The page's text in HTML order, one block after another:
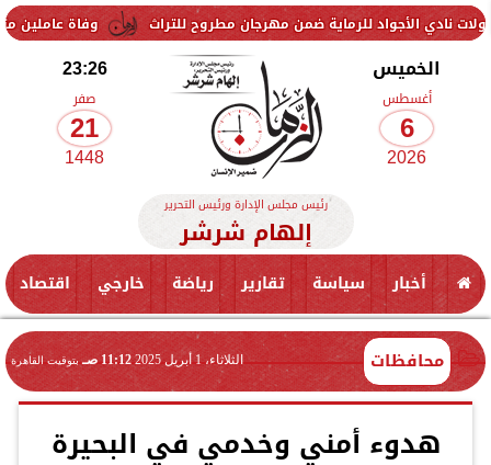
وفاة عاملين متأثرين للرماية ضمن مهرجان مطروح للتراث
الخميس
أغسطس
6
2026
23:26
صفر
21
1448
رئيس مجلس الإدارة ورئيس التحرير
إلهام شرشر
أخبار سياسة تقارير رياضة خارجي اقتصاد
محافظات الثلاثاء، 1 أبريل 2025 11:12 صـ بتوقيت القاهرة
هدوء أمني وخدمي في البحيرة